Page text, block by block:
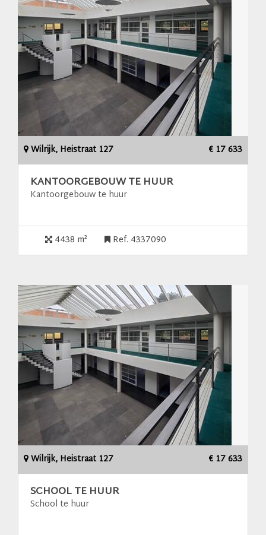
Wilrijk, Heistraat 127 € 17 633
KANTOORGEBOUW TE HUUR
Kantoorgebouw te huur
4438 m² Ref. 4337090
Wilrijk, Heistraat 127 € 17 633
SCHOOL TE HUUR
School te huur